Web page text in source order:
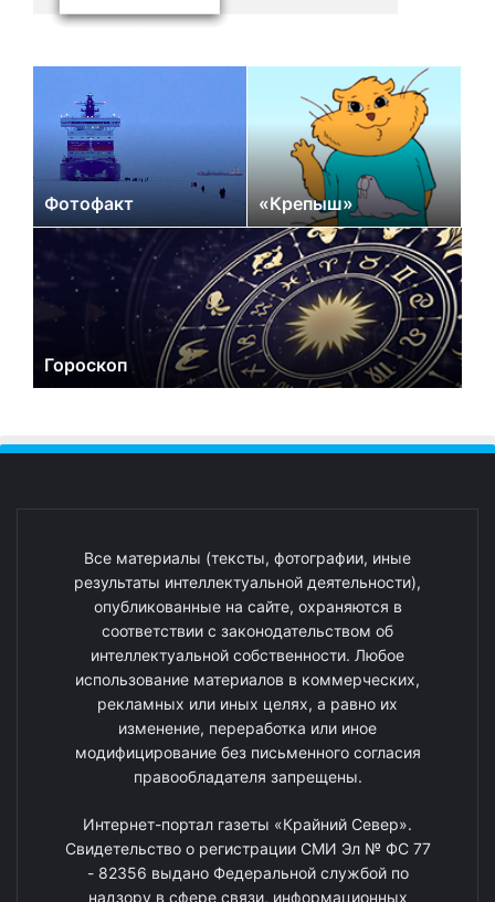
Фотофакт «Крепыш»
Гороскоп
Все материалы (тексты, фотографии, иные
результаты интеллектуальной деятельности),
опубликованные на сайте, охраняются в
соответствии с законодательством об
интеллектуальной собственности. Любое
использование материалов в коммерческих,
рекламных или иных целях, а равно их
изменение, переработка или иное
модифицирование без письменного согласия
правообладателя запрещены.
Интернет-портал газеты «Крайний Север».
Свидетельство о регистрации СМИ Эл № ФС 77
- 82356 выдано Федеральной службой по
надзору в сфере связи, информационных